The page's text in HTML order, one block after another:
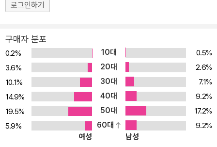
심과 찬사를 받았다. 때로 기묘하고 때로 경이로운 임상 사례들을 통
행동과 충동을 파악하는 가장 독보적인 안내서다. ★★《네이처》《워
싱턴포스트》추천 도서★★ ★★《사이언티픽 아메리카》가 주목한
과학자!★★ ★★세계적 신경과학자 라마찬드란 박사 추천, AI분야
권위자 서배스천 승 교수 추천★★ “무의식은 뇌의 일부가 아니라 거
의 모든 것이다” 이해할 수 없는 모순 속의 나를 파헤치는 첫 번째 여
정! 무심코 한 거짓말, 이유 없이 찾아오는 불안, 처음 본 장소에서 느
끼는 기시감, 같은 사건을 두고 전혀 다른 기억을 이야기하는 순간까
지. 우리는 종종 스스로도 납득할 수 없는 행동과 감정에 당황한다.
『무의식의 뇌과학』은 바로 그 낯선 순간들의 비밀을 파헤친다. 저자
로그인하기
구매자 분포
0.2% 10대
0.5%
3.6%
20대
2.6%
10.1%
30대
7.1%
14.9%
40대
9.2%
19.5%
50대
17.2%
5.9%
60대
9.2%
여성
남성